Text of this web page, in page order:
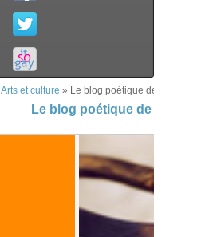
Arts et culture » Le blog poétique de Thierry
Le blog poétique de Thierry